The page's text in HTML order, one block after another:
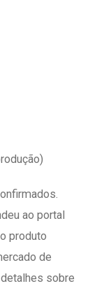
ao portal
produto
de
sobre